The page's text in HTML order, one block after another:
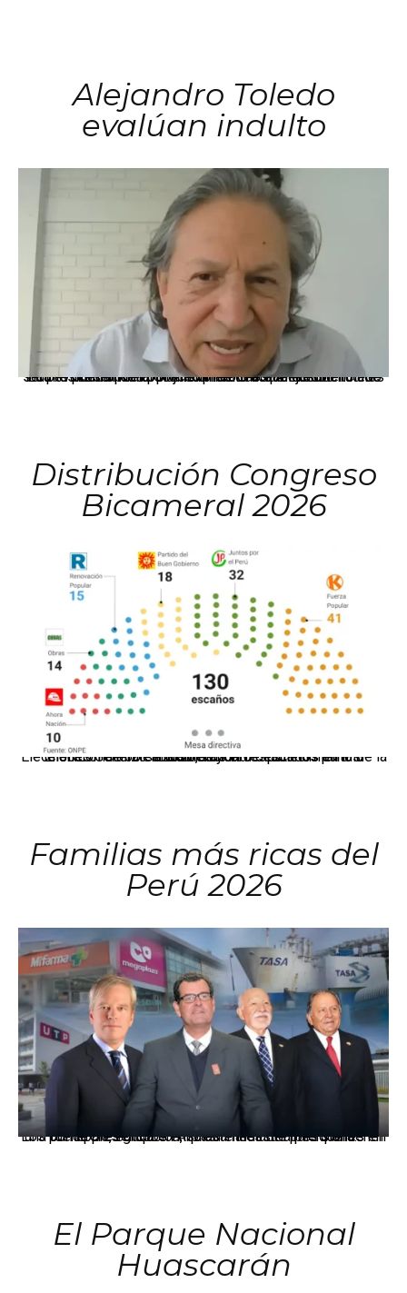
Alejandro Toledo
evalúan indulto
La presidenta Keiko Fujimori informó que la solicitud de indulto presentada por el expresidente Alejandro Toledo será evaluada por la Comisión de Gracias Presidenciales conforme al procedimiento establecido.
Distribución Congreso
Bicameral 2026
El JNE oficializó la distribución de escaños para la elección de 60 senadores y 130 diputados en las Elecciones Generales 2026, tras el restablecimiento de la Bicameralidad.
Familias más ricas del
Perú 2026
Los principales grupos empresariales del país mantienen una fuerte presencia en Áncash mediante inversiones en comercio, educación, salud e industria pesquera.
El Parque Nacional
Huascarán